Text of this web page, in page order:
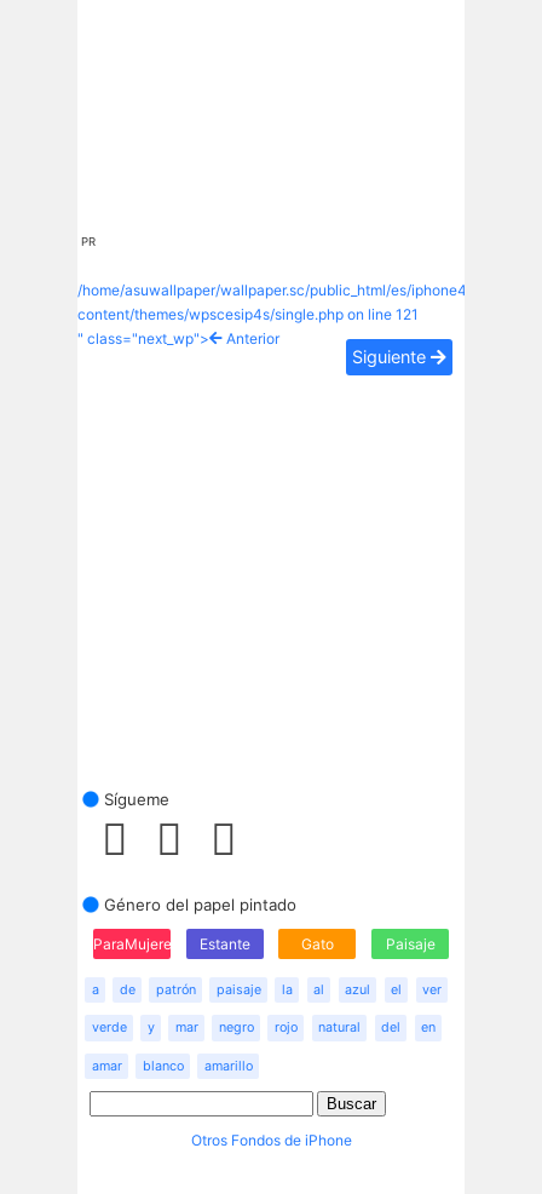
PR
/home/asuwallpaper/wallpaper.sc/public_html/es/iphone4s/wp-
content/themes/wpscesip4s/single.php on line 121
" class="next_wp">
Anterior
Siguiente
Sígueme
Género del papel pintado
ParaMujeres Estante Gato Paisaje
a de patrón paisaje la al azul el ver
verde y mar negro rojo natural del en
amar blanco amarillo
Otros Fondos de iPhone